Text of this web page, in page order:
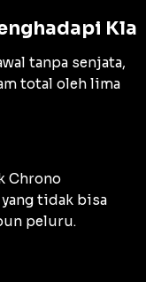
Kla
tanpa senjata,
total oleh lima
Chrono
tidak bisa
peluru.